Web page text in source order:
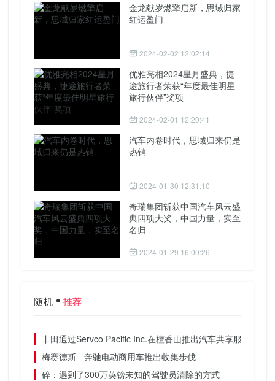
金龙献岁燃擎启新，思域归家
红运盈门
2024-02-02 12:02:14
优雅亮相2024星月盛典，捷
途旅行者荣获“年度最佳明星
旅行伙伴”奖项
2024-02-01 12:20:41
汽车内卷时代，思域归来仍是
热销
2024-01-30 12:31:10
奇瑞集团斩获中国汽车风云盛
典四项大奖，中国力量，实至
名归
2024-01-29 16:00:26
随机 推荐
丰田通过Servco Pacific Inc.在檀香山推出汽车共享服务。
梅赛德斯 - 奔驰电动商用车推出收集步伐
碎：遇到了300万英镑未知的驾驶员清除的方式